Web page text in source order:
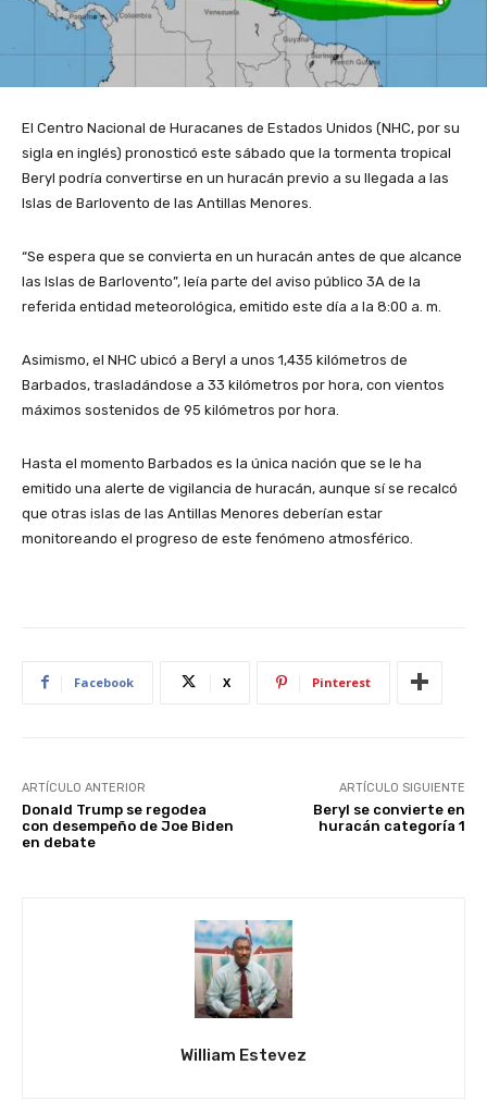
El Centro Nacional de Huracanes de Estados Unidos (NHC, por su
sigla en inglés) pronosticó este sábado que la tormenta tropical
Beryl podría convertirse en un huracán previo a su llegada a las
Islas de Barlovento de las Antillas Menores.
“Se espera que se convierta en un huracán antes de que alcance
las Islas de Barlovento”, leía parte del aviso público 3A de la
referida entidad meteorológica, emitido este día a la 8:00 a. m.
Asimismo, el NHC ubicó a Beryl a unos 1,435 kilómetros de
Barbados, trasladándose a 33 kilómetros por hora, con vientos
máximos sostenidos de 95 kilómetros por hora.
Hasta el momento Barbados es la única nación que se le ha
emitido una alerte de vigilancia de huracán, aunque sí se recalcó
que otras islas de las Antillas Menores deberían estar
monitoreando el progreso de este fenómeno atmosférico.
Facebook X Pinterest
ARTÍCULO ANTERIOR
Donald Trump se regodea
con desempeño de Joe Biden
en debate
ARTÍCULO SIGUIENTE
Beryl se convierte en
huracán categoría 1
William Estevez